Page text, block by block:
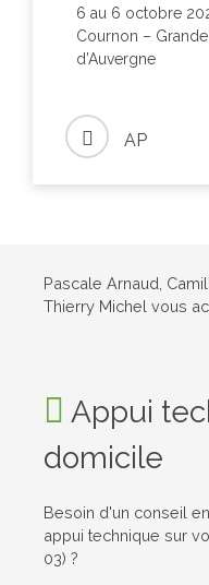
6 au 6 octobre
Cournon –
d’Auvergne
AP
Pascale Arnaud,
Thierry Michel vous
Appui
domicile
Besoin d'un conseil
appui technique sur
03) ?